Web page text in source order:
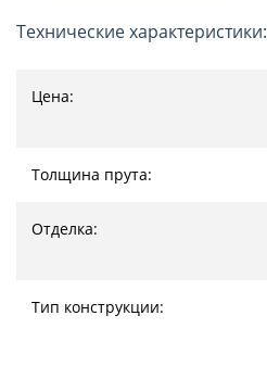
Технические характеристики:
Цена:
Толщина прута:
Отделка:
Тип конструкции: